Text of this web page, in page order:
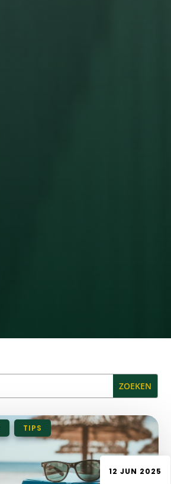
12 JUN 2025
TIPS